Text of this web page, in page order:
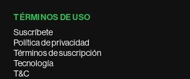
TÉRMINOS DE USO
Suscríbete
Política de privacidad
Términos de suscripción
Tecnología
T&C